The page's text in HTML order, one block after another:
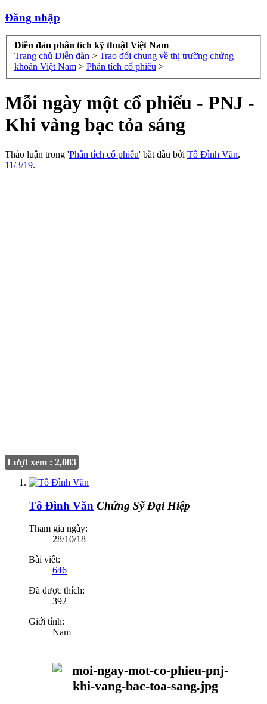
Đăng nhập
Diễn đàn phân tích kỹ thuật Việt Nam
Trang chủ Diễn đàn > Trao đổi chung về thị trường chứng
khoán Việt Nam > Phân tích cổ phiếu >
Mỗi ngày một cổ phiếu - PNJ -
Khi vàng bạc tỏa sáng
Thảo luận trong 'Phân tích cổ phiếu' bắt đầu bởi Tô Đình Văn,
11/3/19.
Lượt xem : 2,083
Tô Đình Văn Chứng Sỹ Đại Hiệp
Tham gia ngày:
28/10/18
Bài viết:
646
Đã được thích:
392
Giới tính:
Nam